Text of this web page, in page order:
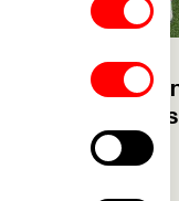
23. juli